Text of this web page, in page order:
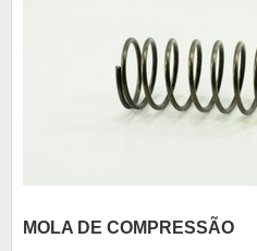
MOLA DE COMPRESSÃO